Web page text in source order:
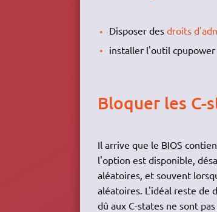
Disposer desdroits
installer l'outil
Bloquer les C-
Il arrive que le BIOS
l'option est disponible,
aléatoires, et souvent
aléatoires. L'idéal reste de
dû aux C-states ne sont